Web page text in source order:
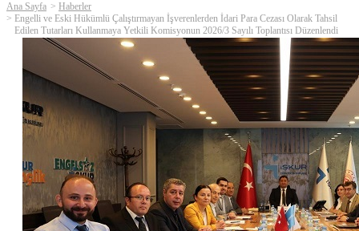
Ana Sayfa
Haberler
Engelli ve Eski Hükümlü Çalıştırmayan İşverenlerden İdari Para Cezası Olarak Tahsil
Edilen Tutarları Kullanmaya Yetkili Komisyonun 2026/3 Sayılı Toplantısı Düzenlendi